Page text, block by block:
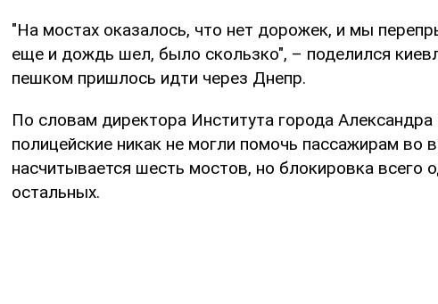
"На мостах оказалось, что нет дорожек, и мы
еще и дождь шел, было скользко", – поделился
пешком пришлось идти через Днепр.
По словам директора Института города Александра
полицейские никак не могли помочь пассажирам во
насчитывается шесть мостов, но блокировка всего
остальных.